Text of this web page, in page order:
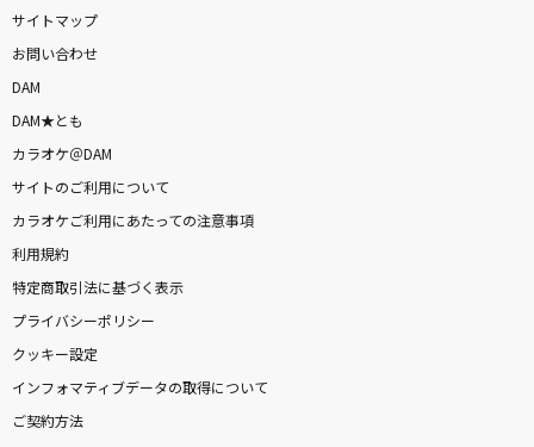
サイトマップ
お問い合わせ
DAM
DAM★とも
カラオケ＠DAM
サイトのご利用について
カラオケご利用にあたっての注意事項
利用規約
特定商取引法に基づく表示
プライバシーポリシー
クッキー設定
インフォマティブデータの取得について
ご契約方法